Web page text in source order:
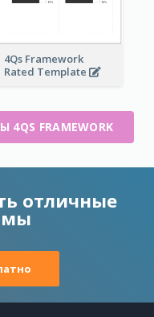
4Qs Framework
Rated Template
FRAMEWORK
отличные